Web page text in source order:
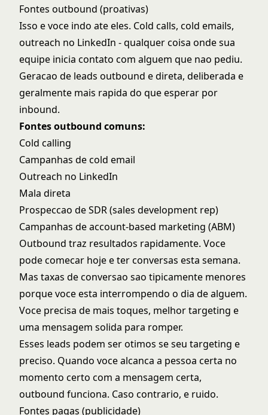
Fontes outbound (proativas)
Isso e voce indo ate eles. Cold calls, cold emails,
outreach no LinkedIn - qualquer coisa onde sua
equipe inicia contato com alguem que nao pediu.
Geracao de leads outbound e direta, deliberada e
geralmente mais rapida do que esperar por
inbound.
Fontes outbound comuns:
Cold calling
Campanhas de cold email
Outreach no LinkedIn
Mala direta
Prospeccao de SDR (sales development rep)
Campanhas de account-based marketing (ABM)
Outbound traz resultados rapidamente. Voce
pode comecar hoje e ter conversas esta semana.
Mas taxas de conversao sao tipicamente menores
porque voce esta interrompendo o dia de alguem.
Voce precisa de mais toques, melhor targeting e
uma mensagem solida para romper.
Esses leads podem ser otimos se seu targeting e
preciso. Quando voce alcanca a pessoa certa no
momento certo com a mensagem certa,
outbound funciona. Caso contrario, e ruido.
Fontes pagas (publicidade)